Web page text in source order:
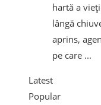
hartă a
lângă
aprins,
pe care ...
Latest
Popular